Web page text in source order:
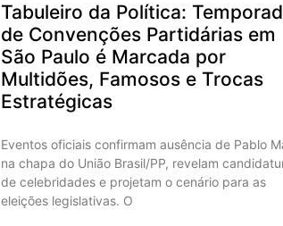
Tabuleiro da Política:
de Convenções Partidárias em
São Paulo é Marcada por
Multidões, Famosos e Trocas
Estratégicas
Eventos oficiais confirmam ausência de Pablo
na chapa do União Brasil/PP, revelam
de celebridades e projetam o cenário para as
eleições legislativas. O